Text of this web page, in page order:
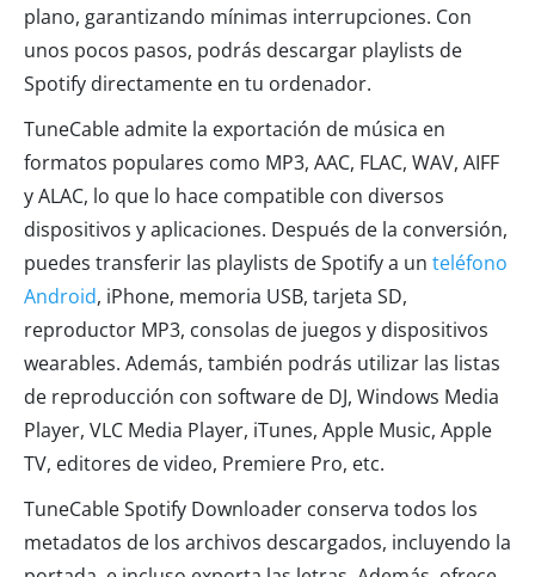
plano, garantizando mínimas interrupciones. Con
unos pocos pasos, podrás descargar playlists de
Spotify directamente en tu ordenador.
TuneCable admite la exportación de música en
formatos populares como MP3, AAC, FLAC, WAV, AIFF
y ALAC, lo que lo hace compatible con diversos
dispositivos y aplicaciones. Después de la conversión,
puedes transferir las playlists de Spotify a un teléfono
Android, iPhone, memoria USB, tarjeta SD,
reproductor MP3, consolas de juegos y dispositivos
wearables. Además, también podrás utilizar las listas
de reproducción con software de DJ, Windows Media
Player, VLC Media Player, iTunes, Apple Music, Apple
TV, editores de video, Premiere Pro, etc.
TuneCable Spotify Downloader conserva todos los
metadatos de los archivos descargados, incluyendo la